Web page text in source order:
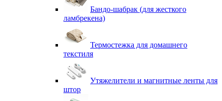
Бандо-шабрак (для жесткого
ламбрекена)
Термостежка для домашнего
текстиля
Утяжелители и магнитные ленты для
штор